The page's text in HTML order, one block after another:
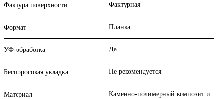
Фактура поверхности Фактурная
Формат Планка
УФ-обработка Да
Беспороговая укладка Не рекомендуется
Материал
Каменно-полимерный композит и